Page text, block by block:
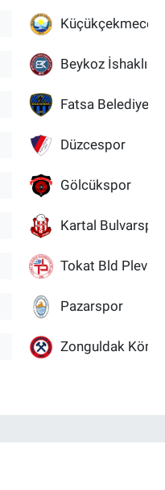
Küçükçekmece
Beykoz
Fatsa
Düzcespor
Gölcükspor
Kartal Bulvarspor
Tokat Bld
Pazarspor
Zonguldak